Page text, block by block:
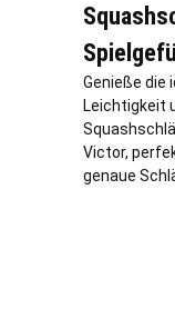
Genieße die
Leichtigkeit
Victor,
genaue